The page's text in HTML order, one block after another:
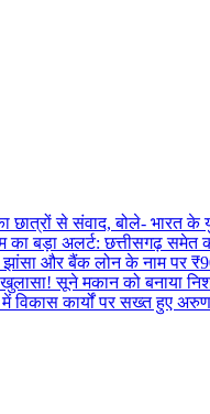
का छात्रों से संवाद, बोले-
बड़ा अलर्ट: छत्तीसगढ़ समेत
और बैंक लोन के नाम पर
सूने मकान को बनाया
में विकास कार्यों पर सख्त हुए